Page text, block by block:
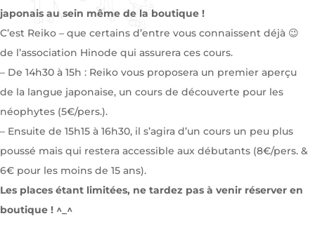
japonais au sein même de la boutique !
C’est Reiko – que certains d’entre vous connaissent déjà 😉
de l’association Hinode qui assurera ces cours.
– De 14h30 à 15h : Reiko vous proposera un premier aperçu
de la langue japonaise, un cours de découverte pour les
néophytes (5€/pers.).
– Ensuite de 15h15 à 16h30, il s’agira d’un cours un peu plus
poussé mais qui restera accessible aux débutants (8€/pers. &
6€ pour les moins de 15 ans).
Les places étant limitées, ne tardez pas à venir réserver en
boutique ! ^_^